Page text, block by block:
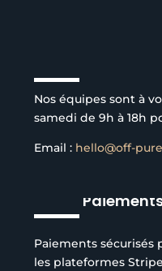
Nos équipes sont à
samedi de 9h à 18h
Email : hello@off-
Paiements sécurisés
les plateformes